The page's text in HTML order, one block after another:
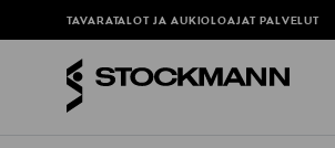
TAVARATALOT JA AUKIOLOAJAT PALVELUT